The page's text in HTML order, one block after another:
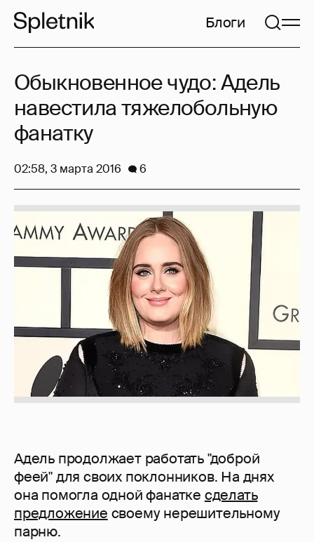
Блоги
Адель продолжает работать "доброй
феей" для своих поклонников. На днях
она помогла одной фанатке сделать
предложение своему нерешительному
парню.
Обыкновенное чудо: Адель
навестила тяжелобольную
фанатку
02:58, 3 марта 2016 6